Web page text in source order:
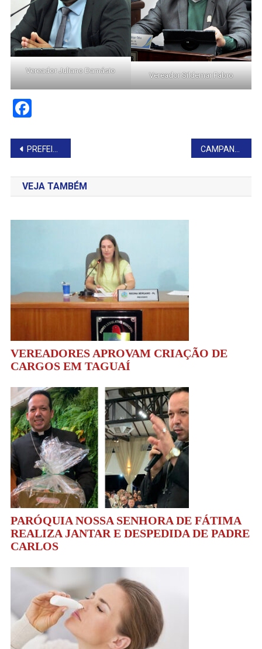
Vereador Juliano Damásio
Vereador Sildemar Fabro
Facebook
Navegação
de
Post
PREFEITURA INTENSIFICA MANUTENÇÃO DAS ESTRADAS RURAIS EM TIMBURI CAMPANHA DO AGASALHO BENEFICIA FAMÍLIAS EM TIMBURI
VEJA TAMBÉM
VEREADORES APROVAM CRIAÇÃO DE
CARGOS EM TAGUAÍ
PARÓQUIA NOSSA SENHORA DE FÁTIMA
REALIZA JANTAR E DESPEDIDA DE PADRE
CARLOS